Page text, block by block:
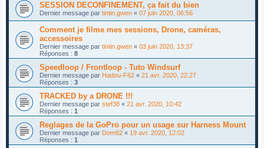
SESSION DECONFINEMENT, ça fait du bien
Dernier message par tintin.gwen « 07 juin 2020, 06:56
Comment je filme mes sessions, Drone, caméras,
accessoires
Dernier message par tintin.gwen « 03 juin 2020, 13:37
Réponses : 8
Speedloop / Frontloop - Tuto Windsurf
Dernier message par Hadou-F62 « 21 avr. 2020, 22:27
Réponses : 3
TRACKED by a DRONE !!!
Dernier message par stef38 « 21 avr. 2020, 10:42
Réponses : 1
Reglages de la GoPro pour un usage sur Harness Mount
Dernier message par Dom92 « 19 avr. 2020, 12:02
Réponses : 1